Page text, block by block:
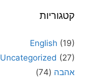
קטגוריות
English (19)
Uncategorized (27)
אהבה (74)